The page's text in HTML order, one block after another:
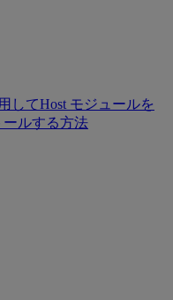
してHost モジュールを
ールする方法